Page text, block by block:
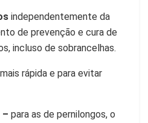
independentemente da
de prevenção e cura de
incluso de sobrancelhas.
mais rápida e para evitar
– para as de pernilongos, o